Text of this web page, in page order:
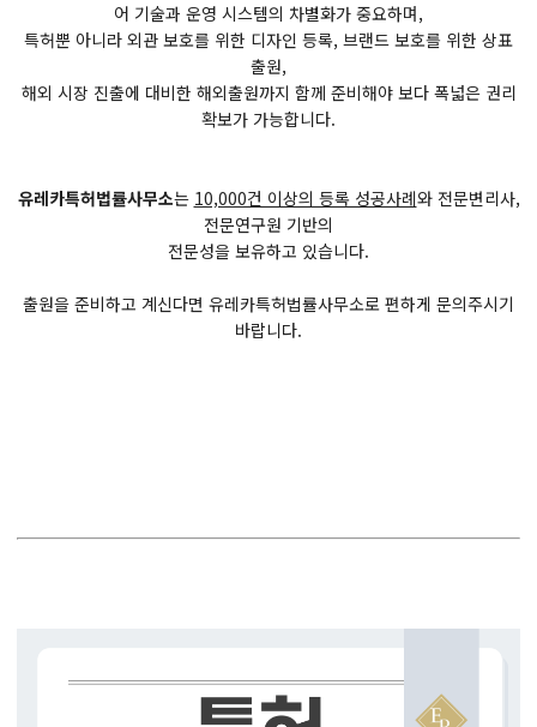
어 기술과 운영 시스템의 차별화가 중요하며,
특허뿐 아니라 외관 보호를 위한 디자인 등록, 브랜드 보호를 위한 상표
출원,
해외 시장 진출에 대비한 해외출원까지 함께 준비해야 보다 폭넓은 권리
확보가 가능합니다.
유레카특허법률사무소는 10,000건 이상의 등록 성공사례와 전문변리사,
전문연구원 기반의
전문성을 보유하고 있습니다.
출원을 준비하고 계신다면 유레카특허법률사무소로 편하게 문의주시기
바랍니다.